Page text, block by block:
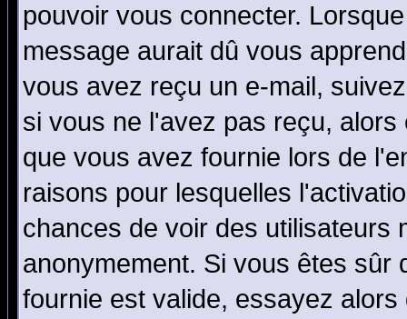
pouvoir vous connecter.
message aurait dû vous
vous avez reçu un e-mail,
si vous ne l'avez pas reçu,
que vous avez fournie lors de
raisons pour lesquelles
chances de voir des utilisateurs
anonymement. Si vous êtes sûr
fournie est valide, essayez